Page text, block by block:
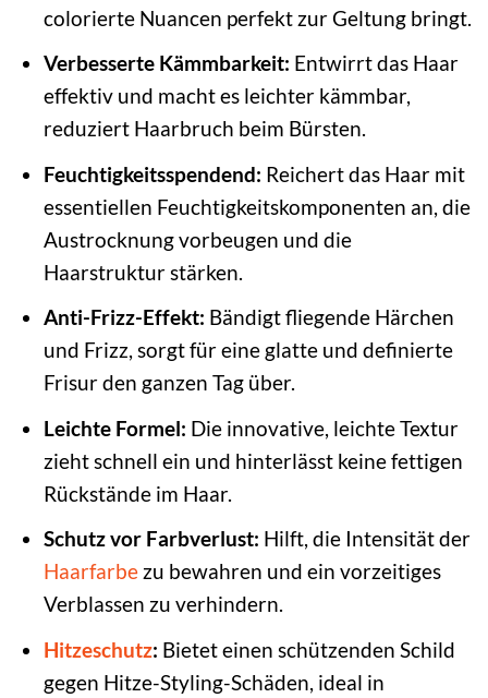
colorierte Nuancen perfekt zur Geltung bringt.
Verbesserte Kämmbarkeit: Entwirrt das Haar
effektiv und macht es leichter kämmbar,
reduziert Haarbruch beim Bürsten.
Feuchtigkeitsspendend: Reichert das Haar mit
essentiellen Feuchtigkeitskomponenten an, die
Austrocknung vorbeugen und die
Haarstruktur stärken.
Anti-Frizz-Effekt: Bändigt fliegende Härchen
und Frizz, sorgt für eine glatte und definierte
Frisur den ganzen Tag über.
Leichte Formel: Die innovative, leichte Textur
zieht schnell ein und hinterlässt keine fettigen
Rückstände im Haar.
Schutz vor Farbverlust: Hilft, die Intensität der
Haarfarbezu bewahren und ein vorzeitiges
Verblassen zu verhindern.
Hitzeschutz: Bietet einen schützenden Schild
gegen Hitze-Styling-Schäden, ideal in